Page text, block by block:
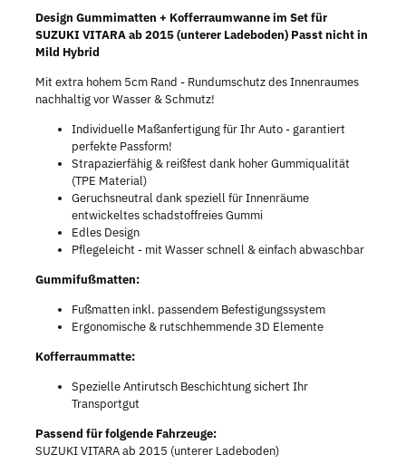
Design Gummimatten + Kofferraumwanne im Set für
SUZUKI VITARA ab 2015 (unterer Ladeboden) Passt nicht in
Mild Hybrid
Mit extra hohem 5cm Rand - Rundumschutz des Innenraumes
nachhaltig vor Wasser & Schmutz!
Individuelle Maßanfertigung für Ihr Auto - garantiert
perfekte Passform!
Strapazierfähig & reißfest dank hoher Gummiqualität
(TPE Material)
Geruchsneutral dank speziell für Innenräume
entwickeltes schadstoffreies Gummi
Edles Design
Pflegeleicht - mit Wasser schnell & einfach abwaschbar
Gummifußmatten:
Fußmatten inkl. passendem Befestigungssystem
Ergonomische & rutschhemmende 3D Elemente
Kofferraummatte:
Spezielle Antirutsch Beschichtung sichert Ihr
Transportgut
Passend für folgende Fahrzeuge:
SUZUKI VITARA ab 2015 (unterer Ladeboden)